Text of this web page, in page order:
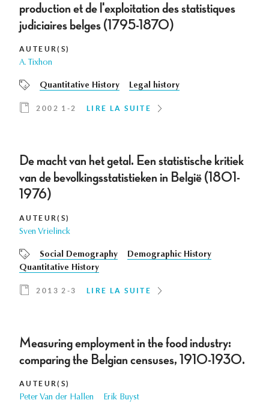
production et de l'exploitation des statistiques
judiciaires belges (1795-1870)
AUTEUR(S)
A. Tixhon
Quantitative History Legal history
2002 1-2 LIRE LA SUITE
De macht van het getal. Een statistische kritiek
van de bevolkingsstatistieken in België (1801-
1976)
AUTEUR(S)
Sven Vrielinck
Social Demography
Demographic History
Quantitative History
2013 2-3 LIRE LA SUITE
Measuring employment in the food industry:
comparing the Belgian censuses, 1910-1930.
AUTEUR(S)
Peter Van der Hallen Erik Buyst